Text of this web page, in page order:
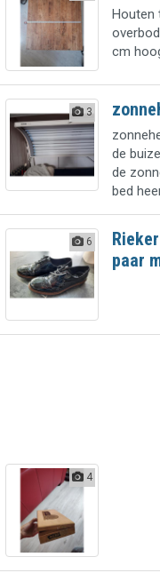
Houten
cm
3
de
de
bed
6
paar
4